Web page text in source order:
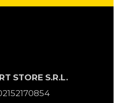
STORE S.R.L.